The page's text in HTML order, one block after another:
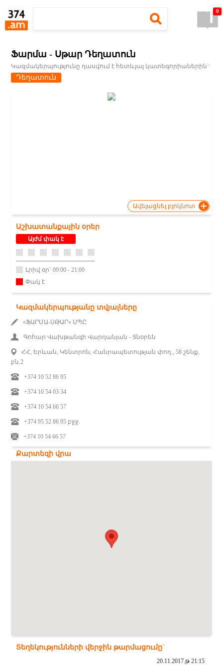
0
Ֆարմա - Սթար Դեղատուն
Կազմակերպությունը դասվում է հետևյալ կատեգորիաներին`
Դեղատուն
Ավելացնել բլոկնոտ
Աշխատանքային օրեր
Այժմ փակ է
Լրիվ օր` 09:00 - 21:00
Փակ է
Կազմակերպությանը տվյալները
«ՖԱՐՄԱ-ՍԹԱՐ» ՍՊԸ
Գոհար Վախթանգի Վարդանյան - Տնօրեն
ՀՀ, Երևան, Կենտրոն, Հանրապետության փող., 58 շենք,
բն.2
+374 10 52 86 95
+374 10 54 03 34
+374 10 54 66 57
+374 95 52 86 95 բջջ.
+374 10 54 66 57
Քարտեզի վրա
Տեղեկությունների վերջին թարմացումը`
20.11.2017.թ 21:15